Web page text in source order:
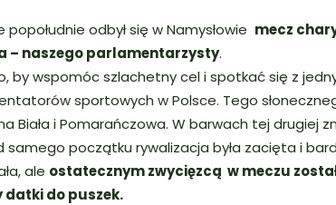
odbył się w Namysłowie mecz
– naszego parlamentarzysty.
by wspomóc szlachetny cel i spotkać się z
sportowych w Polsce. Tego
Biała i Pomarańczowa. W barwach tej drugiej
samego początku rywalizacja była zacięta i
ale ostatecznym zwycięzcą w meczu
do puszek.